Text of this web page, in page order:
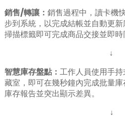
銷售/轉讓： 銷售過程中，讀卡機
步到系統，以完成結帳並自動更
掃描標籤即可完成商品交接並即時
↓
智慧庫存盤點： 工作人員使用手
藏室，即可在幾秒鐘內完成批量
庫存報告並突出顯示差異。
↓